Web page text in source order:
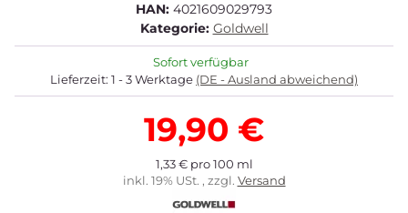
HAN: 4021609029793
Kategorie: Goldwell
Sofort verfügbar
Lieferzeit: 1 - 3 Werktage (DE - Ausland abweichend)
19,90 €
1,33 € pro 100 ml
inkl. 19% USt. , zzgl. Versand